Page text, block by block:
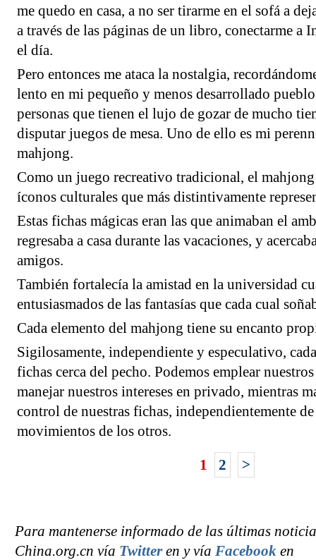
me quedo en casa, a no ser tirarme en el sofá a
a través de las páginas de un libro, conectarme a
el día.
Pero entonces me ataca la nostalgia,
lento en mi pequeño y menos desarrollado
personas que tienen el lujo de gozar de mucho
disputar juegos de mesa. Uno de ello es mi
mahjong.
Como un juego recreativo tradicional, el
íconos culturales que más distintivamente
Estas fichas mágicas eran las que animaban el
regresaba a casa durante las vacaciones, y
amigos.
También fortalecía la amistad en la universidad
entusiasmados de las fantasías que cada cual
Cada elemento del mahjong tiene su encanto
Sigilosamente, independiente y especulativo,
fichas cerca del pecho. Podemos emplear
manejar nuestros intereses en privado, mientras
control de nuestras fichas, independientemente
movimientos de los otros.
1
2 >
Para mantenerse informado de las últimas
China.org.cn vía Twitteren y vía Facebooken